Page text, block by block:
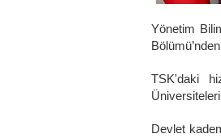
Yönetim
TSK'daki
Devlet